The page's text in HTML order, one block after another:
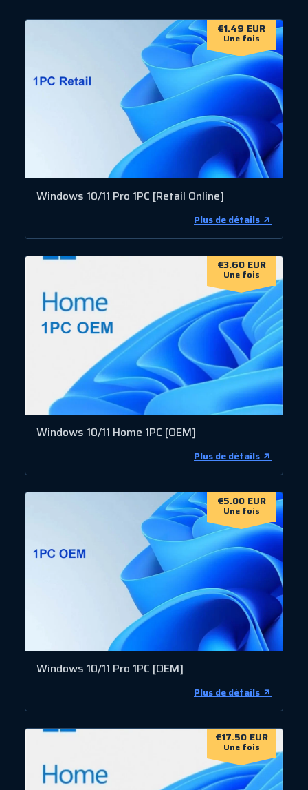
€1.49 EUR
Une fois
Windows 10/11 Pro 1PC [Retail Online]
Plus de détails
€3.60 EUR
Une fois
Windows 10/11 Home 1PC [OEM]
Plus de détails
€5.00 EUR
Une fois
Windows 10/11 Pro 1PC [OEM]
Plus de détails
€17.50 EUR
Une fois